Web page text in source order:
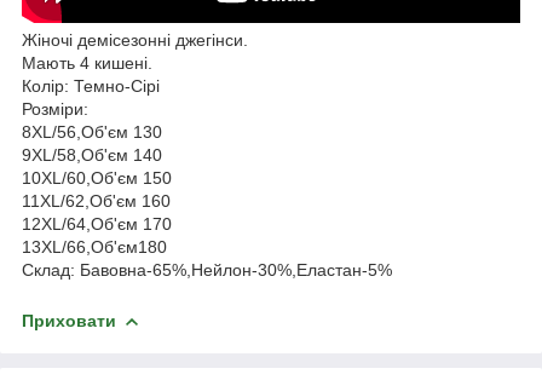
Жіночі демісезонні джегінси.
Мають 4 кишені.
Колір: Темно-Сірі
Розміри:
8XL/56,Об'єм 130
9XL/58,Об'єм 140
10XL/60,Об'єм 150
11XL/62,Об'єм 160
12XL/64,Об'єм 170
13XL/66,Об'єм180
Склад: Бавовна-65%,Нейлон-30%,Еластан-5%
Приховати